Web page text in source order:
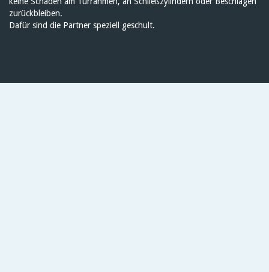
zurückbleiben.
Dafür sind die Partner speziell geschult.